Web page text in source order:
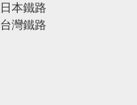
日本鐵路
台灣鐵路